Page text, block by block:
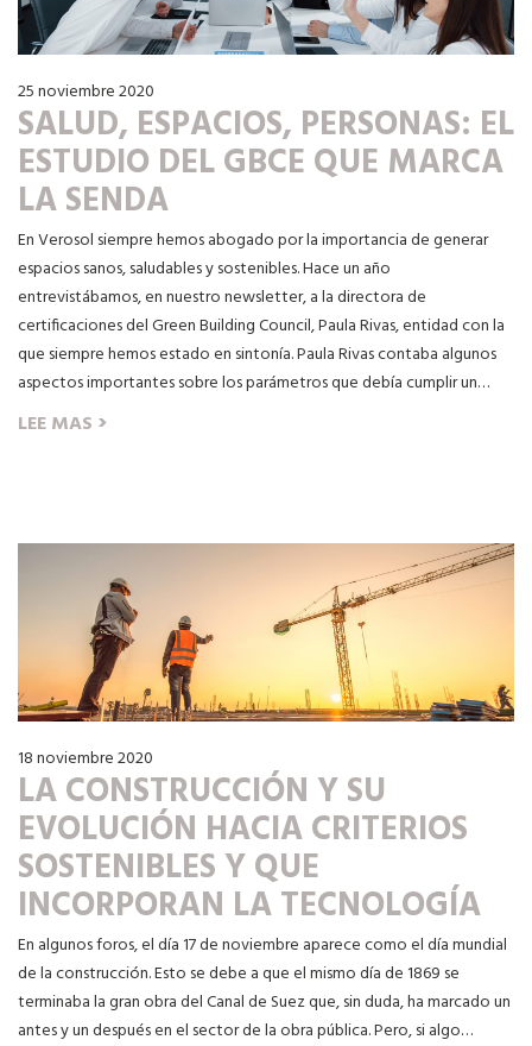
25 noviembre 2020
SALUD, ESPACIOS, PERSONAS: EL
ESTUDIO DEL GBCE QUE MARCA
LA SENDA
En Verosol siempre hemos abogado por la importancia de generar
espacios sanos, saludables y sostenibles. Hace un año
entrevistábamos, en nuestro newsletter, a la directora de
certificaciones del Green Building Council, Paula Rivas, entidad con la
que siempre hemos estado en sintonía. Paula Rivas contaba algunos
aspectos importantes sobre los parámetros que debía cumplir un…
LEE MAS ›
18 noviembre 2020
LA CONSTRUCCIÓN Y SU
EVOLUCIÓN HACIA CRITERIOS
SOSTENIBLES Y QUE
INCORPORAN LA TECNOLOGÍA
En algunos foros, el día 17 de noviembre aparece como el día mundial
de la construcción. Esto se debe a que el mismo día de 1869 se
terminaba la gran obra del Canal de Suez que, sin duda, ha marcado un
antes y un después en el sector de la obra pública. Pero, si algo…